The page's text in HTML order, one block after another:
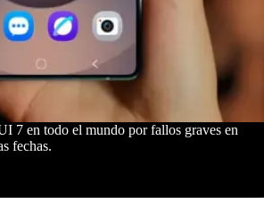
7 en todo el mundo por fallos graves en
fechas.